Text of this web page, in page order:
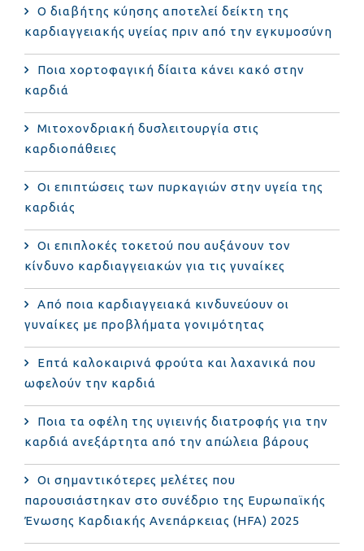
Ο διαβήτης κύησης αποτελεί δείκτη της
καρδιαγγειακής υγείας πριν από την εγκυμοσύνη
Ποια χορτοφαγική δίαιτα κάνει κακό στην
καρδιά
Μιτοχονδριακή δυσλειτουργία στις
καρδιοπάθειες
Οι επιπτώσεις των πυρκαγιών στην υγεία της
καρδιάς
Οι επιπλοκές τοκετού που αυξάνουν τον
κίνδυνο καρδιαγγειακών για τις γυναίκες
Από ποια καρδιαγγειακά κινδυνεύουν οι
γυναίκες με προβλήματα γονιμότητας
Επτά καλοκαιρινά φρούτα και λαχανικά που
ωφελούν την καρδιά
Ποια τα οφέλη της υγιεινής διατροφής για την
καρδιά ανεξάρτητα από την απώλεια βάρους
Οι σημαντικότερες μελέτες που
παρουσιάστηκαν στο συνέδριο της Ευρωπαϊκής
Ένωσης Καρδιακής Ανεπάρκειας (HFA) 2025